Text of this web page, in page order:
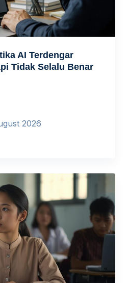
AI Terdengar
Tidak Selalu Benar
2026